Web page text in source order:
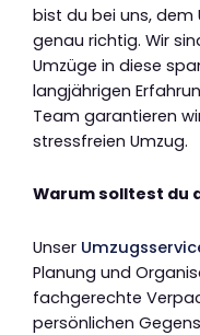
bist du bei uns, dem
genau richtig. Wir
Umzüge in diese
langjährigen
Team garantieren
stressfreien Umzug.
Warum solltest du
Unser
Planung und
fachgerechte
persönlichen